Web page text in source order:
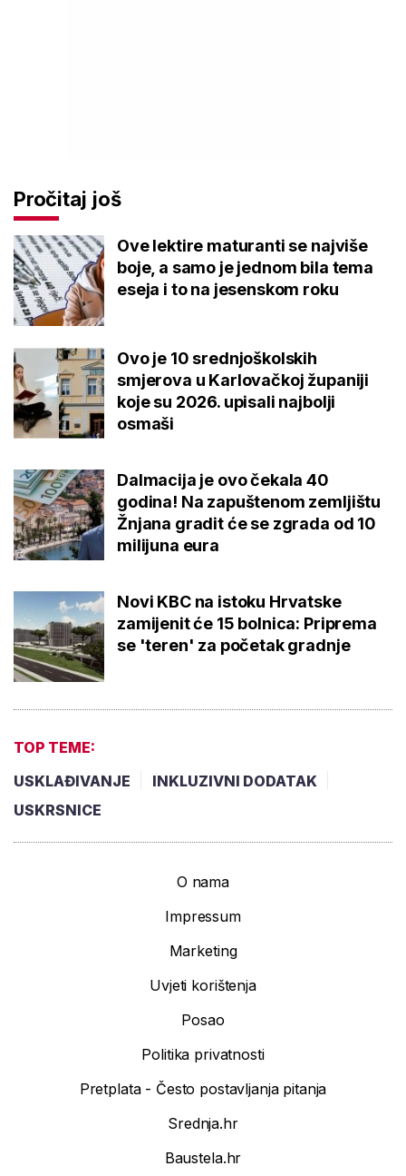
Pročitaj još
Ove lektire maturanti se najviše
boje, a samo je jednom bila tema
eseja i to na jesenskom roku
Ovo je 10 srednjoškolskih
smjerova u Karlovačkoj županiji
koje su 2026. upisali najbolji
osmaši
Dalmacija je ovo čekala 40
godina! Na zapuštenom zemljištu
Žnjana gradit će se zgrada od 10
milijuna eura
Novi KBC na istoku Hrvatske
zamijenit će 15 bolnica: Priprema
se 'teren' za početak gradnje
TOP TEME:
USKLAĐIVANJE
INKLUZIVNI DODATAK
USKRSNICE
O nama
Impressum
Marketing
Uvjeti korištenja
Posao
Politika privatnosti
Pretplata - Često postavljanja pitanja
Srednja.hr
Baustela.hr